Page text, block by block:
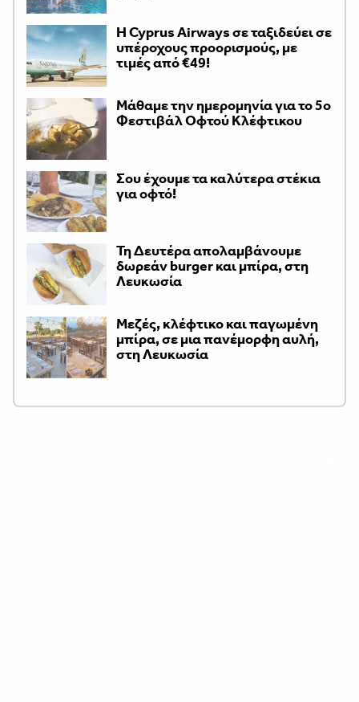
H Cyprus Airways σε ταξιδεύει σε
υπέροχους προορισμούς, με
τιμές από €49!
Μάθαμε την ημερομηνία για το 5ο
Φεστιβάλ Οφτού Κλέφτικου
Σου έχουμε τα καλύτερα στέκια
για οφτό!
Τη Δευτέρα απολαμβάνουμε
δωρεάν burger και μπίρα, στη
Λευκωσία
Μεζές, κλέφτικο και παγωμένη
μπίρα, σε μια πανέμορφη αυλή,
στη Λευκωσία